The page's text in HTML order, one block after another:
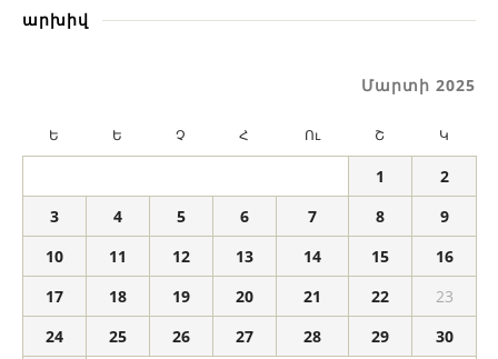
արխիվ
Մարտի 2025
Ե Ե Չ Հ Ու Շ Կ
1
2
3
4 5 6 7 8
9
10
11 12 13 14 15
16
17
18 19 20 21 22
23
24
25 26 27 28 29 30